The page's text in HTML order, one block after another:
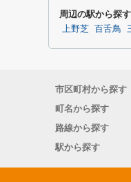
周辺の駅から探す
上野芝 百舌鳥
市区町村から探す
町名から探す
路線から探す
駅から探す